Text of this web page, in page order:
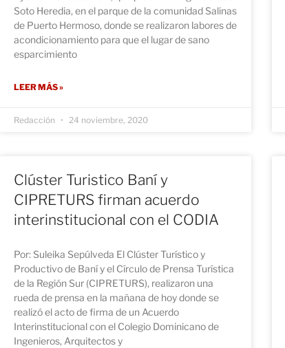
Soto Heredia, en el parque de la comunidad Salinas
de Puerto Hermoso, donde se realizaron labores de
acondicionamiento para que el lugar de sano
esparcimiento
LEER MÁS »
Redacción 24 noviembre, 2020
Clúster Turistico Baní y
CIPRETURS firman acuerdo
interinstitucional con el CODIA
Por: Suleika Sepúlveda El Clúster Turístico y
Productivo de Baní y el Círculo de Prensa Turística
de la Región Sur (CIPRETURS), realizaron una
rueda de prensa en la mañana de hoy donde se
realizó el acto de firma de un Acuerdo
Interinstitucional con el Colegio Dominicano de
Ingenieros, Arquitectos y